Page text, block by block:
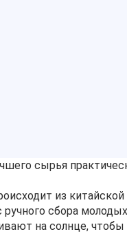
сырья
из
сбора
на солнце,